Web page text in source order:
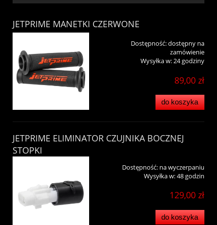
JETPRIME MANETKI CZERWONE
Dostępność:dostępny na
zamówienie
Wysyłka w:24 godziny
89,00 zł
do koszyka
JETPRIME ELIMINATOR CZUJNIKA BOCZNEJ
STOPKI
Dostępność: na wyczerpaniu
Wysyłka w:48 godzin
129,00 zł
do koszyka